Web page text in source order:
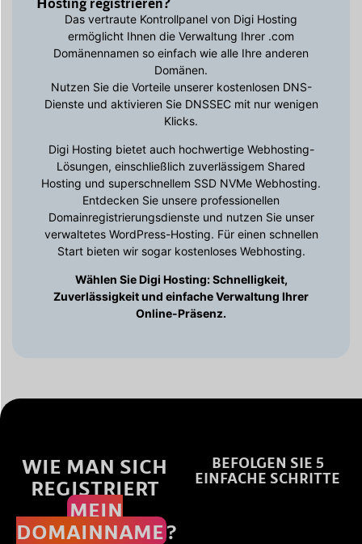
Das vertraute Kontrollpanel von Digi Hosting
ermöglicht Ihnen die Verwaltung Ihrer .com
Domänennamen so einfach wie alle Ihre anderen
Domänen.
Nutzen Sie die Vorteile unserer kostenlosen DNS-
Dienste und aktivieren Sie DNSSEC mit nur wenigen
Klicks.
Digi Hosting bietet auch hochwertige Webhosting-
Lösungen, einschließlich zuverlässigem Shared
Hosting und superschnellem SSD NVMe Webhosting.
Entdecken Sie unsere professionellen
Domainregistrierungsdienste und nutzen Sie unser
verwaltetes WordPress-Hosting. Für einen schnellen
Start bieten wir sogar kostenloses Webhosting.
Wählen Sie Digi Hosting: Schnelligkeit,
Zuverlässigkeit und einfache Verwaltung Ihrer
Online-Präsenz.
WIE MAN SICH
REGISTRIERT
MEIN
DOMAINNAME?
BEFOLGEN SIE 5
EINFACHE SCHRITTE